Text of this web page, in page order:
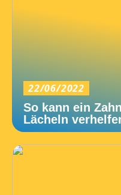
22/06/2022
So kann ein
Lächeln